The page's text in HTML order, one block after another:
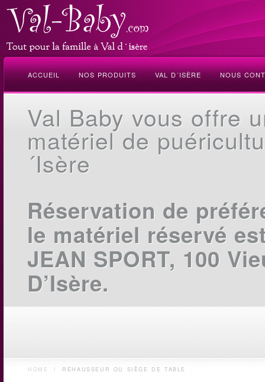
ACCUEIL NOS PRODUITS VAL D´ISÈRE NOUS
Val Baby vous offre
matériel de
´Isère
Réservation de
le matériel réservé
JEAN SPORT, 100
D’Isère.
HOME / RÉHAUSSEUR OU SIÈGE DE TABLE